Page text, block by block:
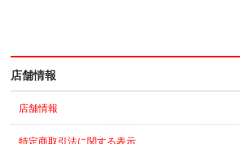
店舗情報
店舗情報
特定商取引法に関する表示